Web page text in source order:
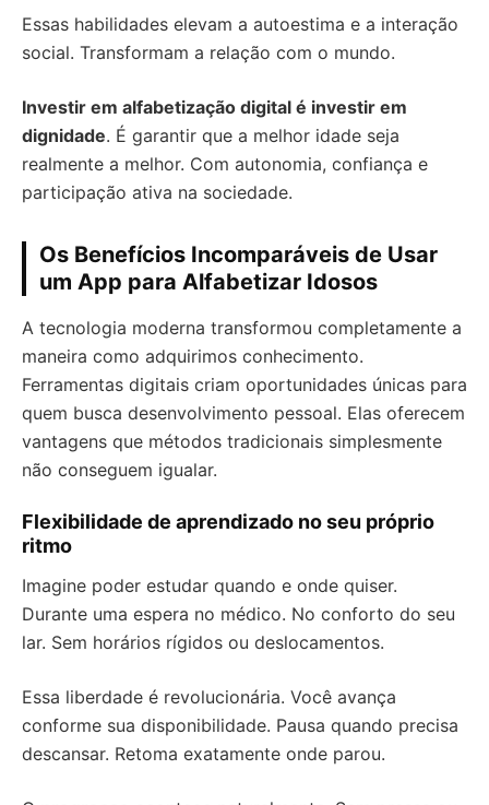
Essas habilidades elevam a autoestima e a interação
social. Transformam a relação com o mundo.
Investir em alfabetização digital é investir em
dignidade. É garantir que a melhor idade seja
realmente a melhor. Com autonomia, confiança e
participação ativa na sociedade.
Os Benefícios Incomparáveis de Usar
um App para Alfabetizar Idosos
A tecnologia moderna transformou completamente a
maneira como adquirimos conhecimento.
Ferramentas digitais criam oportunidades únicas para
quem busca desenvolvimento pessoal. Elas oferecem
vantagens que métodos tradicionais simplesmente
não conseguem igualar.
Flexibilidade de aprendizado no seu próprio
ritmo
Imagine poder estudar quando e onde quiser.
Durante uma espera no médico. No conforto do seu
lar. Sem horários rígidos ou deslocamentos.
Essa liberdade é revolucionária. Você avança
conforme sua disponibilidade. Pausa quando precisa
descansar. Retoma exatamente onde parou.